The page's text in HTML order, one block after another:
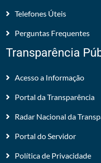
Telefones Úteis
Perguntas Frequentes
Transparência
Acesso a Informação
Portal da Transparência
Radar Nacional da
Portal do Servidor
Política de Privacidade